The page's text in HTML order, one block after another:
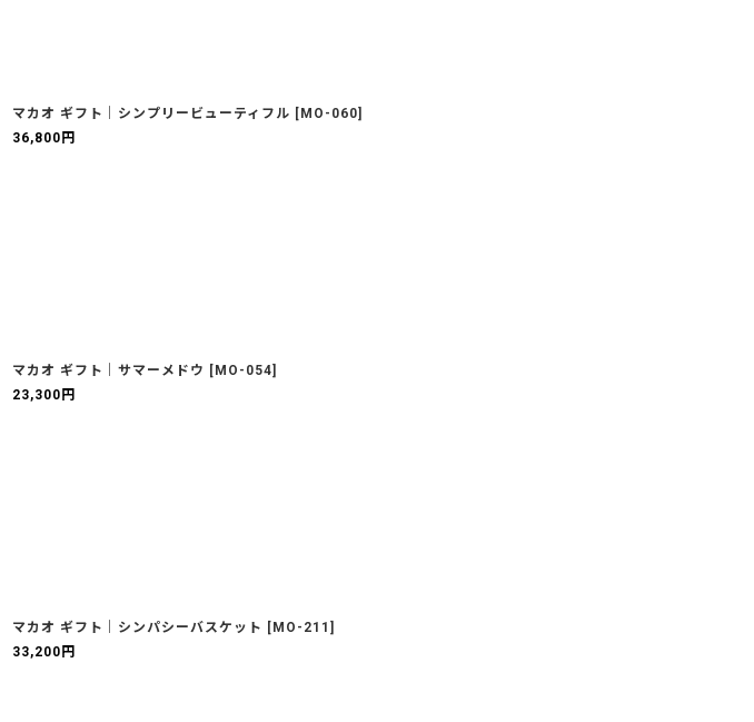
マカオ ギフト｜シンプリービューティフル [ MO-060]
36,800 円
マカオ ギフト｜サマーメドウ [ MO-054]
23,300 円
マカオ ギフト｜シンパシーバスケット [ MO-211 ]
33,200 円